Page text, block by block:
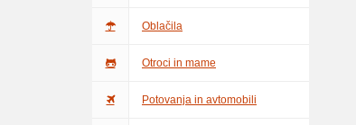
Oblačila
Otroci in mame
Potovanja in avtomobili